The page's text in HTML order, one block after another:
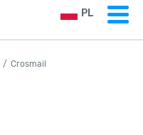
PL
Crosmail